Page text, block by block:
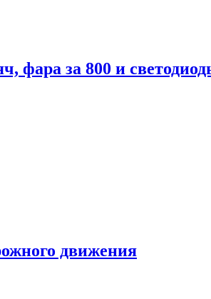
фара за 800 и
движения